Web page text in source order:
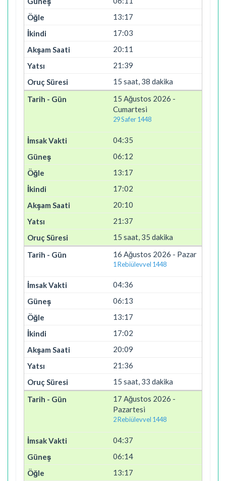
13:17
17:03
20:11
21:39
15 saat, 38 dakika
15 Ağustos 2026 -
Cumartesi
29 Safer 1448
04:35
06:12
13:17
17:02
20:10
21:37
15 saat, 35 dakika
16 Ağustos 2026 - Pazar
1 Rebiülevvel 1448
04:36
06:13
13:17
17:02
20:09
21:36
15 saat, 33 dakika
17 Ağustos 2026 -
Pazartesi
2 Rebiülevvel 1448
04:37
06:14
13:17